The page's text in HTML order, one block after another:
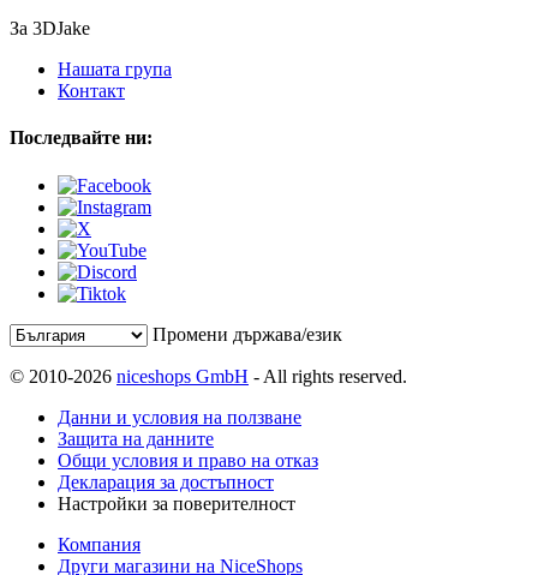
За 3DJake
Нашата група
Контакт
Последвайте ни:
Промени държава/език
© 2010-2026 niceshops GmbH - All rights reserved.
Данни и условия на ползване
Защита на данните
Общи условия и право на отказ
Декларация за достъпност
Настройки за поверителност
Компания
Други магазини на NiceShops